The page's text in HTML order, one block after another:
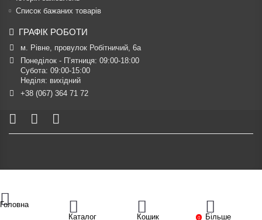
Список бажаних товарів
ГРАФІК РОБОТИ
м. Рівне, провулок Робітничий, 6а
Понеділок - П’ятниця: 09:00-18:00
Субота: 09:00-15:00
Неділя: вихідний
+38 (067) 364 71 72
Головна
Каталог
Кошик 0 Більше